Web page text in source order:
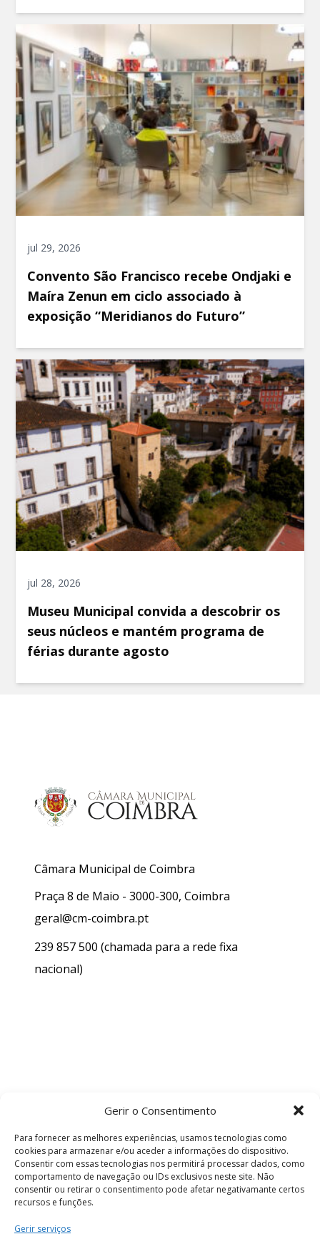
Gerir o Consentimento
Para fornecer as melhores experiências, usamos tecnologias como
cookies para armazenar e/ou aceder a informações do dispositivo.
Consentir com essas tecnologias nos permitirá processar dados, como
comportamento de navegação ou IDs exclusivos neste site. Não
consentir ou retirar o consentimento pode afetar negativamante certos
recursos e funções.
Gerir serviços
jul 29, 2026
Convento São Francisco recebe Ondjaki e
Maíra Zenun em ciclo associado à
exposição “Meridianos do Futuro”
jul 28, 2026
Museu Municipal convida a descobrir os
seus núcleos e mantém programa de
férias durante agosto
Câmara Municipal de Coimbra
Praça 8 de Maio - 3000-300, Coimbra
geral@cm-coimbra.pt
239 857 500 (chamada para a rede fixa
nacional)
Termos e Condições